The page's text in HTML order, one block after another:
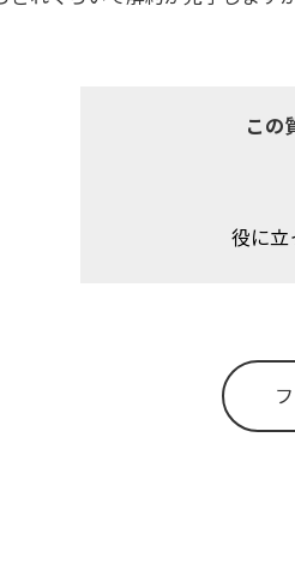
この
役に立